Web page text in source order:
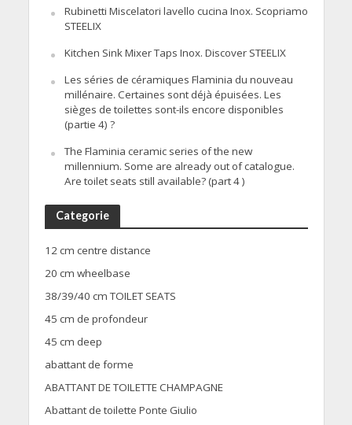
Rubinetti Miscelatori lavello cucina Inox. Scopriamo
STEELIX
Kitchen Sink Mixer Taps Inox. Discover STEELIX
Les séries de céramiques Flaminia du nouveau
millénaire. Certaines sont déjà épuisées. Les
sièges de toilettes sont-ils encore disponibles
(partie 4) ?
The Flaminia ceramic series of the new
millennium. Some are already out of catalogue.
Are toilet seats still available? (part 4 )
Categorie
12 cm centre distance
20 cm wheelbase
38/39/40 cm TOILET SEATS
45 cm de profondeur
45 cm deep
abattant de forme
ABATTANT DE TOILETTE CHAMPAGNE
Abattant de toilette Ponte Giulio